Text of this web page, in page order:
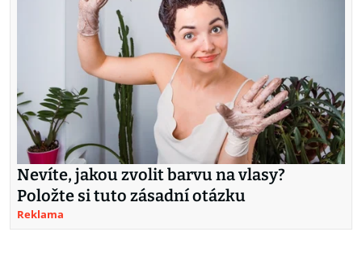
Nevíte, jakou zvolit barvu na vlasy?
Položte si tuto zásadní otázku
Reklama